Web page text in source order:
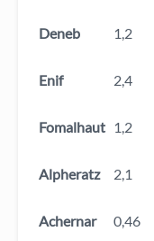
Deneb 1,2
Enif 2,4
Fomalhaut 1,2
Alpheratz 2,1
Achernar 0,46